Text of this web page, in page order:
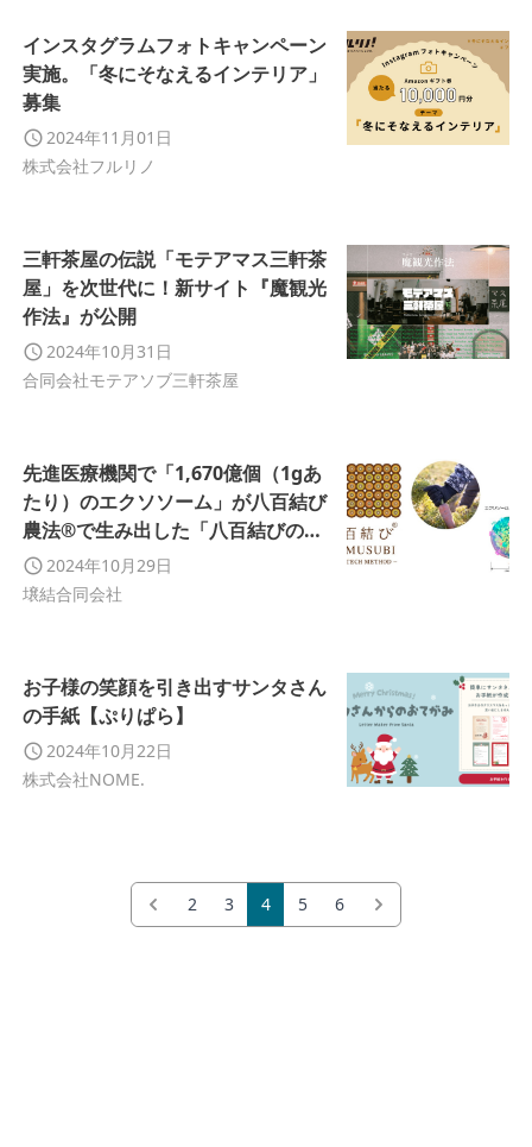
インスタグラムフォトキャンペーン
実施。「冬にそなえるインテリア」
募集
2024年11月01日
株式会社フルリノ
三軒茶屋の伝説「モテアマス三軒茶
屋」を次世代に！新サイト『魔観光
作法』が公開
2024年10月31日
合同会社モテアソブ三軒茶屋
先進医療機関で「1,670億個（1gあ
たり）のエクソソーム」が八百結び
農法®で生み出した「八百結びのに
んじん」から検出
2024年10月29日
壌結合同会社
お子様の笑顔を引き出すサンタさん
の手紙【ぷりぱら】
2024年10月22日
株式会社NOME.
2 3 4 5 6